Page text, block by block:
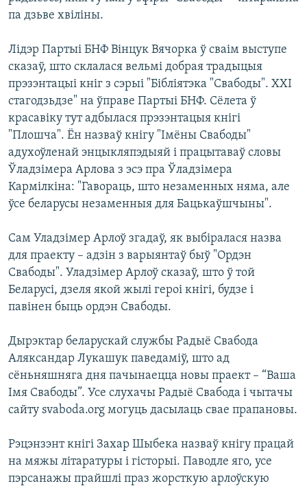
па дзьве хвіліны.
Лідэр Партыі БНФ Вінцук Вячорка ў сваім выступе
сказаў, што склалася вельмі добрая традыцыя
прэзэнтацыі кніг з сэрыі "Бібліятэка "Свабоды". ХХІ
стагодзьдзе" на ўправе Партыі БНФ. Сёлета ў
красавіку тут адбылася прэзэнтацыя кнігі
"Плошча". Ён назваў кнігу "Імёны Свабоды"
адухоўленай энцыкляпэдыяй і працытаваў словы
Ўладзімера Арлова з эсэ пра Ўладзімера
Кармілкіна: "Гавораць, што незаменных няма, але
ўсе беларусы незаменныя для Бацькаўшчыны".
Сам Уладзімер Арлоў згадаў, як выбіралася назва
для праекту – адзін з варыянтаў быў "Ордэн
Свабоды". Уладзімер Арлоў сказаў, што ў той
Беларусі, дзеля якой жылі героі кнігі, будзе і
павінен быць ордэн Свабоды.
Дырэктар беларускай службы Радыё Свабода
Аляксандар Лукашук паведаміў, што ад
сёньняшняга дня пачынаецца новы праект – “Ваша
Імя Свабоды”. Усе слухачы Радыё Свабода і чытачы
сайту svaboda.org могуць дасылаць свае прапановы.
Рэцэнзэнт кнігі Захар Шыбека назваў кнігу працай
на мяжы літаратуры і гісторыі. Паводле яго, усе
пэрсанажы прайшлі праз жорсткую арлоўскую